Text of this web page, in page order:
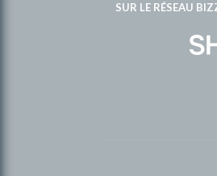
SUR LE RÉSEAU